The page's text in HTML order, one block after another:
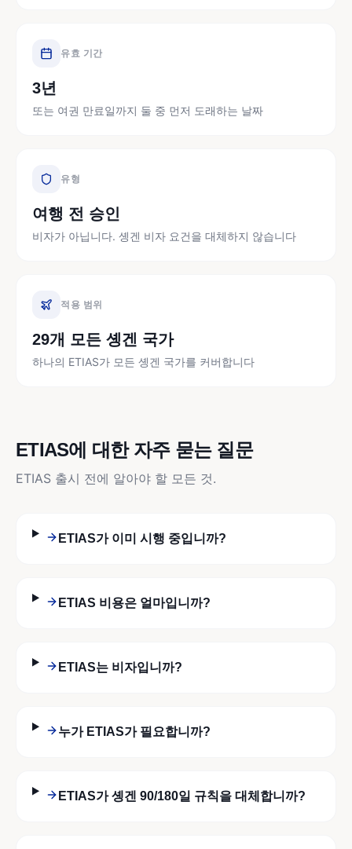
유효 기간
3년
또는 여권 만료일까지 둘 중 먼저 도래하는 날짜
유형
여행 전 승인
비자가 아닙니다. 솅겐 비자 요건을 대체하지 않습니다
적용 범위
29개 모든 솅겐 국가
하나의 ETIAS가 모든 솅겐 국가를 커버합니다
ETIAS에 대한 자주 묻는 질문
ETIAS 출시 전에 알아야 할 모든 것.
ETIAS가 이미 시행 중입니까?
ETIAS 비용은 얼마입니까?
ETIAS는 비자입니까?
누가 ETIAS가 필요합니까?
ETIAS가 솅겐 90/180일 규칙을 대체합니까?